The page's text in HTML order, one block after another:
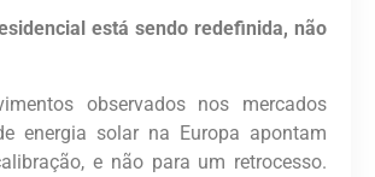
está sendo redefinida, não
observados nos mercados
energia solar na Europa apontam
e não para um retrocesso.